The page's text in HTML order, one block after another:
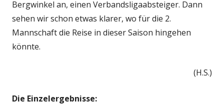
Bergwinkel an, einen Verbandsligaabsteiger. Dann
sehen wir schon etwas klarer, wo für die 2.
Mannschaft die Reise in dieser Saison hingehen
könnte.
(H.S.)
Die Einzelergebnisse: